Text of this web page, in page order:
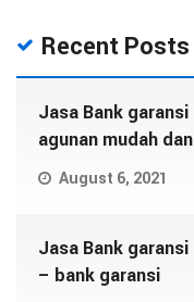
Recent Posts
Jasa Bank
agunan mudah
August 6, 2021
Jasa Bank
– bank garansi